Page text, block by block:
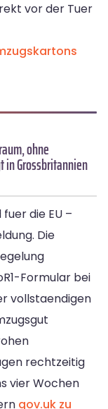
vor der Tuer
ohne
Grossbritannien
die EU –
Die
Formular bei
vollstaendigen
rechtzeitig
vier Wochen
gov.uk zu